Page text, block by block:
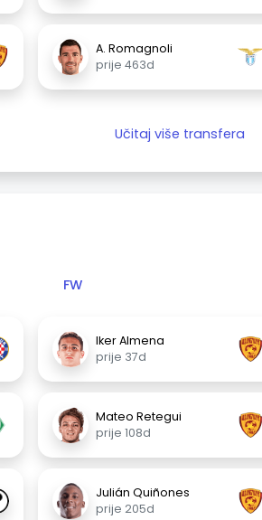
A. Romagnoli
prije 463d
Učitaj više transfera
FW
Iker Almena
prije 37d
Mateo Retegui
prije 108d
Julián Quiñones
prije 205d